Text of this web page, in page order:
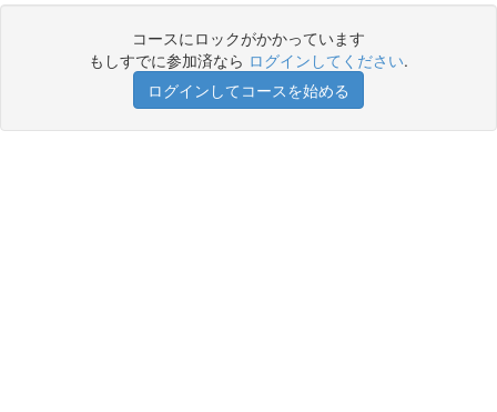
コースにロックがかかっています
もしすでに参加済なら ログインしてください.
ログインしてコースを始める